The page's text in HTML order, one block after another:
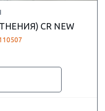
CR NEW